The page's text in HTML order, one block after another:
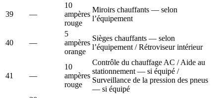
39 —
10
ampères
rouge
Miroirs chauffants — selon
l’équipement
40 —
5
ampères
orange
Sièges chauffants — selon
l’équipement / Rétroviseur intérieur
41 —
10
ampères
rouge
Contrôle du chauffage AC / Aide au
stationnement — si équipé /
Surveillance de la pression des pneus
— si équipé